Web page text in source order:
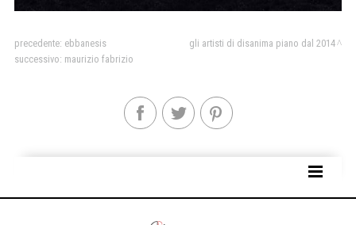
precedente: ebbanesis
successivo: maurizio fabrizio
gli artisti di disanima piano dal 2014